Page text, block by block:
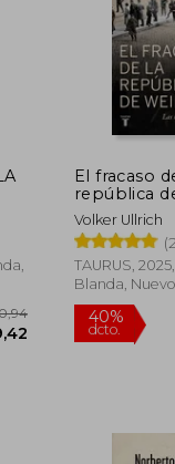
El fracaso
república
Volker Ullrich
TAURUS,
Blanda, Nuevo